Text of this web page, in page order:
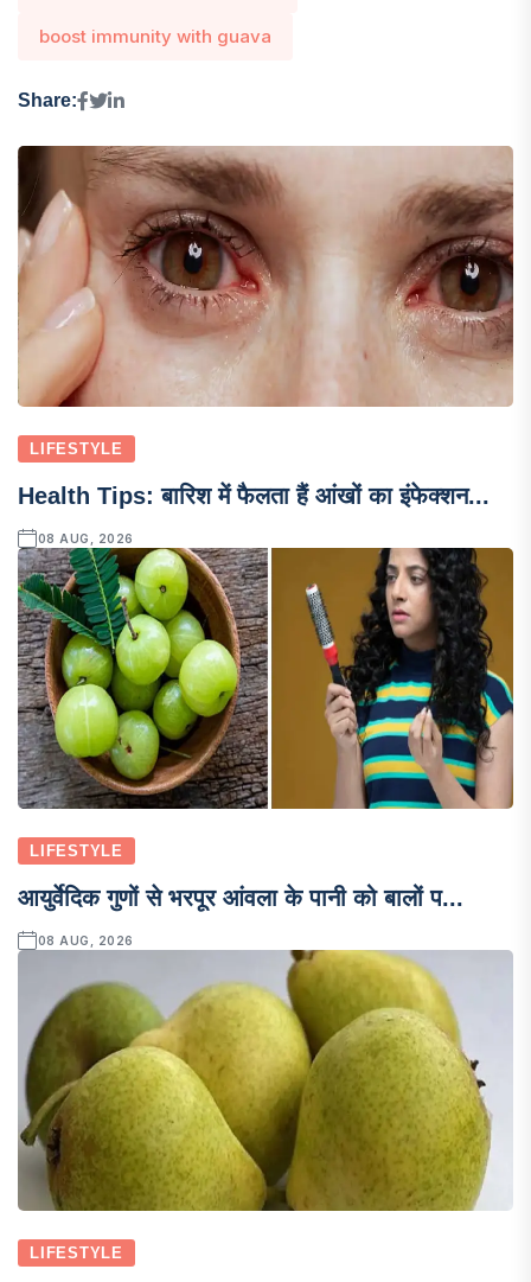
boost immunity with guava
Share:
LIFESTYLE
Health Tips: बारिश में फैलता हैं आंखों का इंफेक्शन...
08 AUG, 2026
LIFESTYLE
आयुर्वेदिक गुणों से भरपूर आंवला के पानी को बालों प...
08 AUG, 2026
LIFESTYLE